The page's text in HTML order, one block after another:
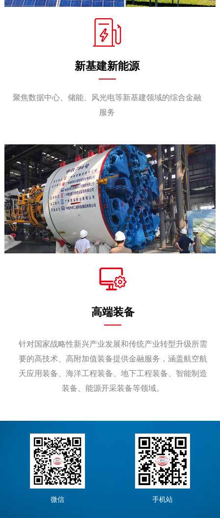
新基建新能源
聚焦数据中心、储能、风光电等新基建领域的综合金融
服务
高端装备
针对国家战略性新兴产业发展和传统产业转型升级所需
要的高技术、高附加值装备提供金融服务，涵盖航空航
天应用装备、海洋工程装备、地下工程装备、智能制造
装备、能源开采装备等领域。
微信 手机站